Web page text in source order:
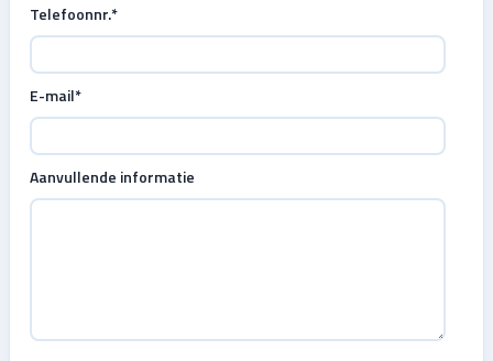
Telefoonnr.*
E-mail*
Aanvullende informatie